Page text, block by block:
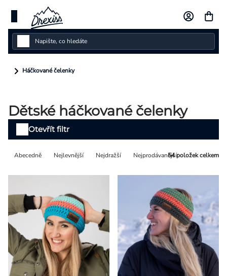
obsah
Dámské
Pánské
Kolekce
Dárkové poukazy
Měna
(CZK)
Přihlášení
Háčkované čelenky
Dětské háčkované čelenky
Řazení
Abecedně Nejlevnější Nejdražší Nejprodávanější
54položek celkem
Otevřít filtr
Výpis
produktů